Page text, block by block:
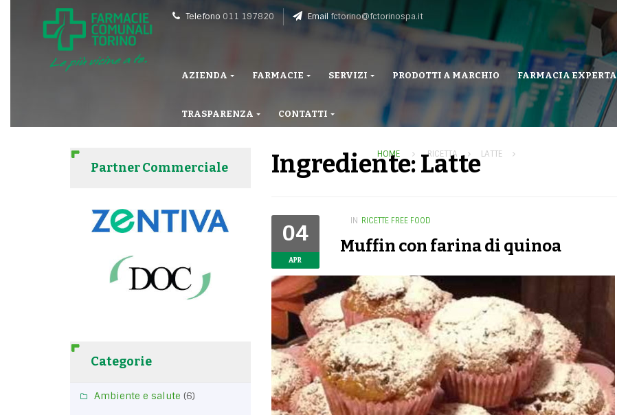
Telefono 011 197820 Email fctorino@fctorinospa.it
AZIENDA FARMACIE SERVIZI PRODOTTI A MARCHIO FARMACIA EXPERTA
TRASPARENZA CONTATTI
HOME RICETTA LATTE
Partner Commerciale
Categorie
Ambiente e salute (6)
Ingrediente: Latte
04
APR
IN RICETTE FREE FOOD
Muffin con farina di quinoa